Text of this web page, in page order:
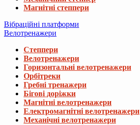
Магнітні степпери
Вібраційні платформи
Велотренажери
Степпери
Велотренажери
Горизонтальні велотренажери
Орбітреки
Гребні тренажери
Бігові доріжки
Магнітні велотренажери
Електромагнітні велотренажери
Механічні велотренажери